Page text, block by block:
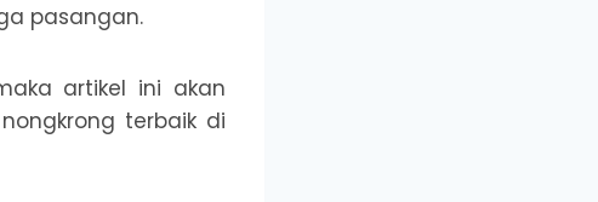
pasangan.
artikel ini akan
terbaik di